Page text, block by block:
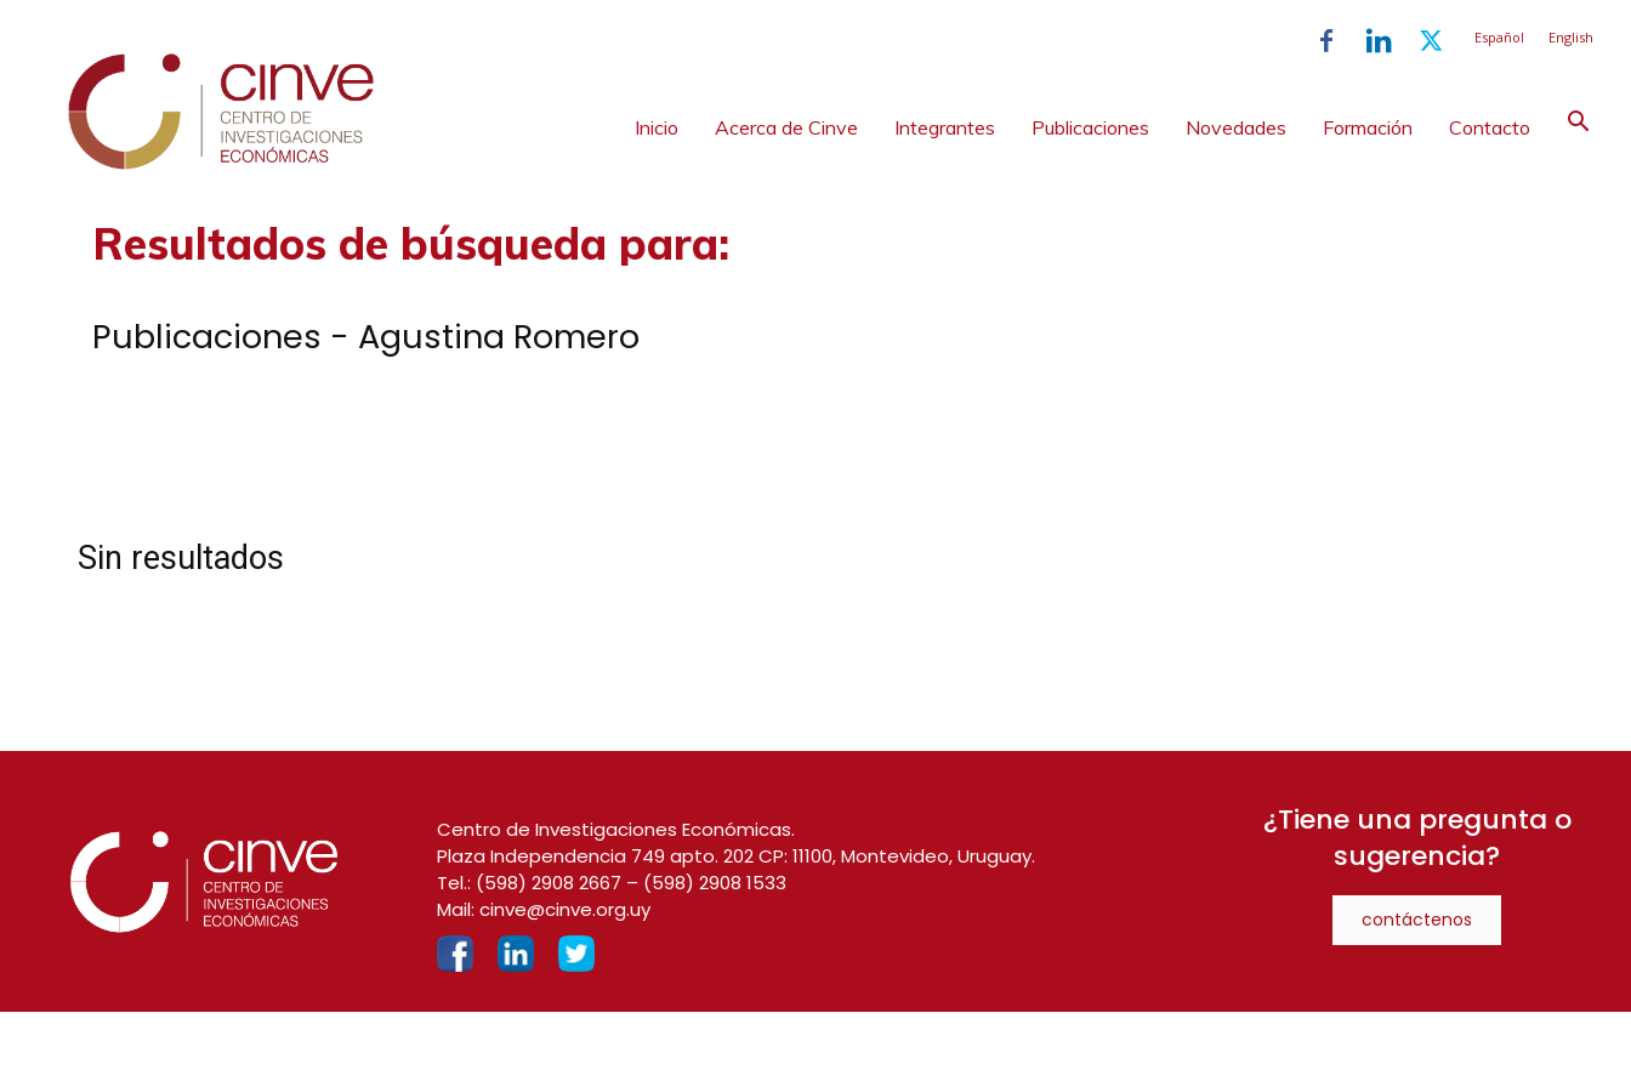
Español English
Inicio Acerca de Cinve Integrantes Publicaciones Novedades Formación Contacto
Resultados de búsqueda para:
Publicaciones - Agustina Romero
Sin resultados
Centro de Investigaciones Económicas.
Plaza Independencia 749 apto. 202 CP: 11100, Montevideo, Uruguay.
Tel.: (598) 2908 2667 – (598) 2908 1533
Mail: cinve@cinve.org.uy
¿Tiene una pregunta o
sugerencia?
contáctenos